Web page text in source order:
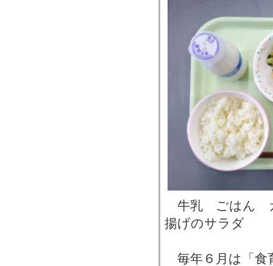
牛乳 ごはん
揚げのサラダ
毎年６月は「食